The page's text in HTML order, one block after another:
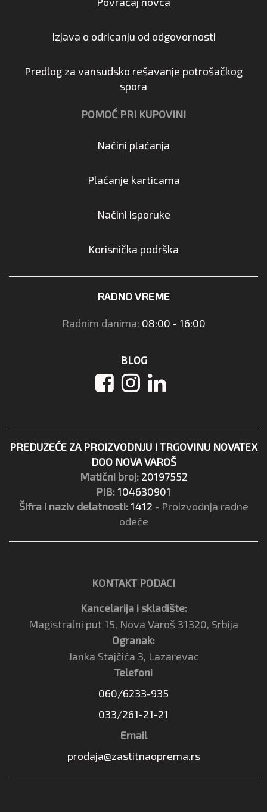
Izjava o odricanju od odgovornosti
Predlog za vansudsko rešavanje potrošačkog
spora
POMOĆ PRI KUPOVINI
Načini plaćanja
Plaćanje karticama
Načini isporuke
Korisnička podrška
RADNO VREME
Radnim danima: 08:00 - 16:00
BLOG
PREDUZEĆE ZA PROIZVODNJU I TRGOVINU NOVATEX
DOO NOVA VAROŠ
Matični broj: 20197552
PIB: 104630901
Šifra i naziv delatnosti: 1412 - Proizvodnja radne
odeće
KONTAKT PODACI
Kancelarija i skladište:
Magistralni put 15, Nova Varoš 31320, Srbija
Ogranak:
Janka Stajčića 3, Lazarevac
Telefoni
060/6233-935
033/261-21-21
Email
prodaja@zastitnaoprema.rs